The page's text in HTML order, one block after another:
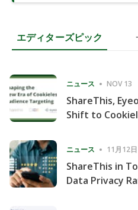
エディターズピック
ニュース NOV 13
ShareThis,
Shift to
ニュース 11月12日
ShareThis in
Data Privacy